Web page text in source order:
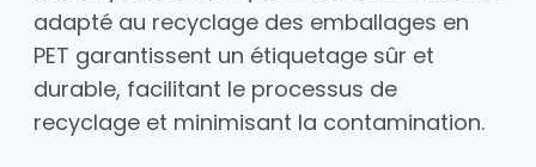
adapté au recyclage des emballages en
PET garantissent un étiquetage sûr et
durable, facilitant le processus de
recyclage et minimisant la contamination.